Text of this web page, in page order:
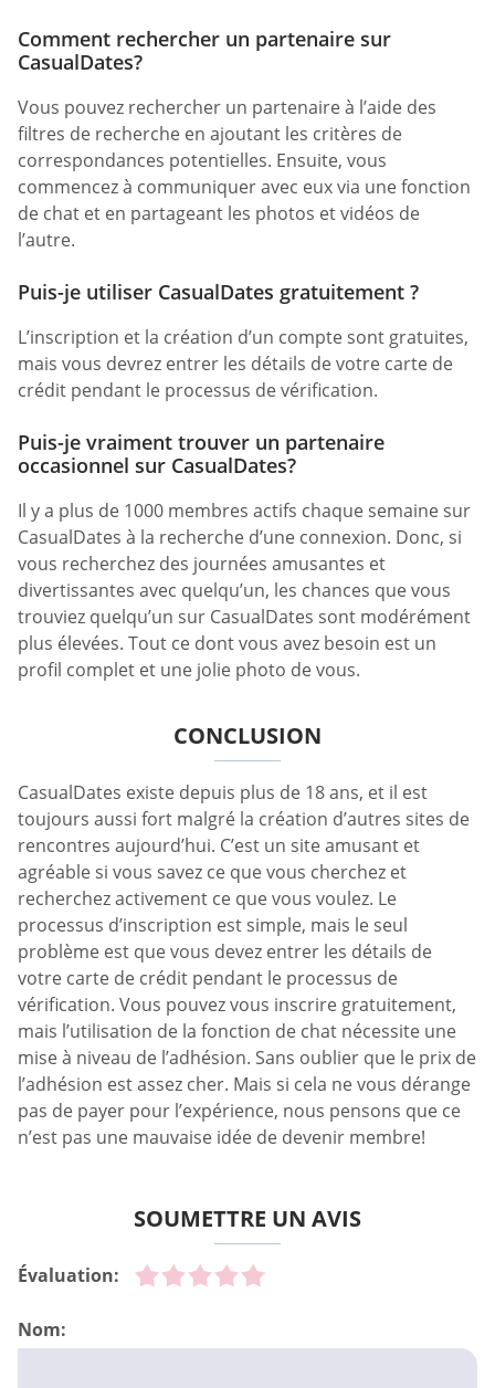
Comment rechercher un partenaire sur
CasualDates?
Vous pouvez rechercher un partenaire à l’aide des
filtres de recherche en ajoutant les critères de
correspondances potentielles. Ensuite, vous
commencez à communiquer avec eux via une fonction
de chat et en partageant les photos et vidéos de
l’autre.
Puis-je utiliser CasualDates gratuitement ?
L’inscription et la création d’un compte sont gratuites,
mais vous devrez entrer les détails de votre carte de
crédit pendant le processus de vérification.
Puis-je vraiment trouver un partenaire
occasionnel sur CasualDates?
Il y a plus de 1000 membres actifs chaque semaine sur
CasualDates à la recherche d’une connexion. Donc, si
vous recherchez des journées amusantes et
divertissantes avec quelqu’un, les chances que vous
trouviez quelqu’un sur CasualDates sont modérément
plus élevées. Tout ce dont vous avez besoin est un
profil complet et une jolie photo de vous.
CONCLUSION
CasualDates existe depuis plus de 18 ans, et il est
toujours aussi fort malgré la création d’autres sites de
rencontres aujourd’hui. C’est un site amusant et
agréable si vous savez ce que vous cherchez et
recherchez activement ce que vous voulez. Le
processus d’inscription est simple, mais le seul
problème est que vous devez entrer les détails de
votre carte de crédit pendant le processus de
vérification. Vous pouvez vous inscrire gratuitement,
mais l’utilisation de la fonction de chat nécessite une
mise à niveau de l’adhésion. Sans oublier que le prix de
l’adhésion est assez cher. Mais si cela ne vous dérange
pas de payer pour l’expérience, nous pensons que ce
n’est pas une mauvaise idée de devenir membre!
SOUMETTRE UN AVIS
Évaluation:
Nom: